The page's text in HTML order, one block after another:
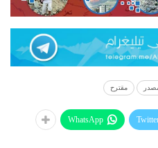
مقترح
WhatsApp